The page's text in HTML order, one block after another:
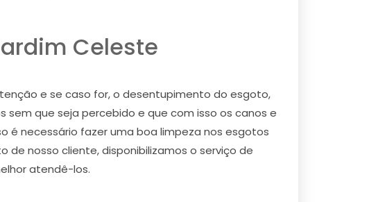
Celeste
e se caso for, o desentupimento do esgoto,
que seja percebido e que com isso os canos e
é necessário fazer uma boa limpeza nos esgotos
nosso cliente, disponibilizamos o serviço de
atendê-los.